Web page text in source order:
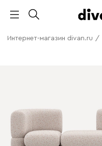
Интернет-магазин divan.ru /